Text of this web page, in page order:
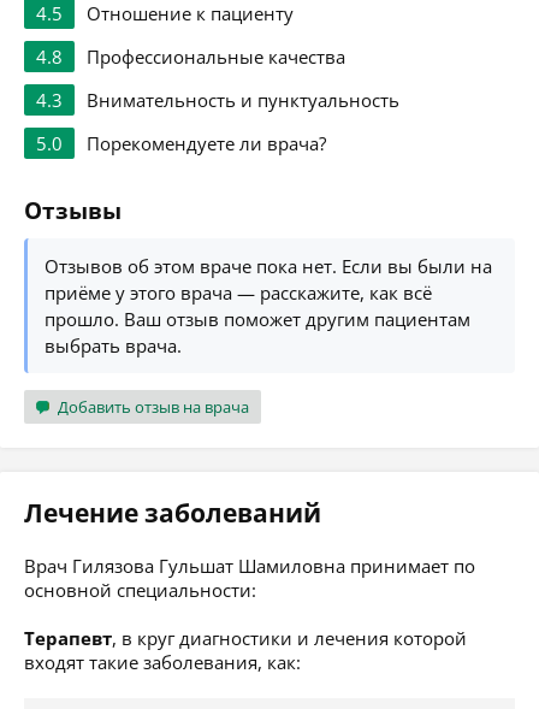
4.5
Отношение к пациенту
4.8
Профессиональные качества
4.3
Внимательность и пунктуальность
5.0
Порекомендуете ли врача?
Отзывы
Отзывов об этом враче пока нет. Если вы были на
приёме у этого врача — расскажите, как всё
прошло. Ваш отзыв поможет другим пациентам
выбрать врача.
Добавить отзыв на врача
Лечение заболеваний
Врач Гилязова Гульшат Шамиловна принимает по
основной специальности:
Терапевт, в круг диагностики и лечения которой
входят такие заболевания, как: